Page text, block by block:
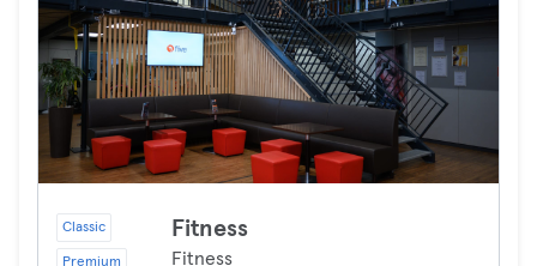
Classic
Premium
Fitness
Fitness